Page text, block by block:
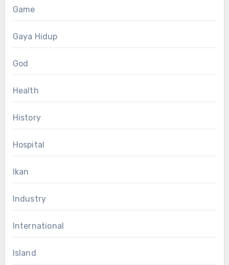
Game
Gaya Hidup
God
Health
History
Hospital
Ikan
Industry
International
Island